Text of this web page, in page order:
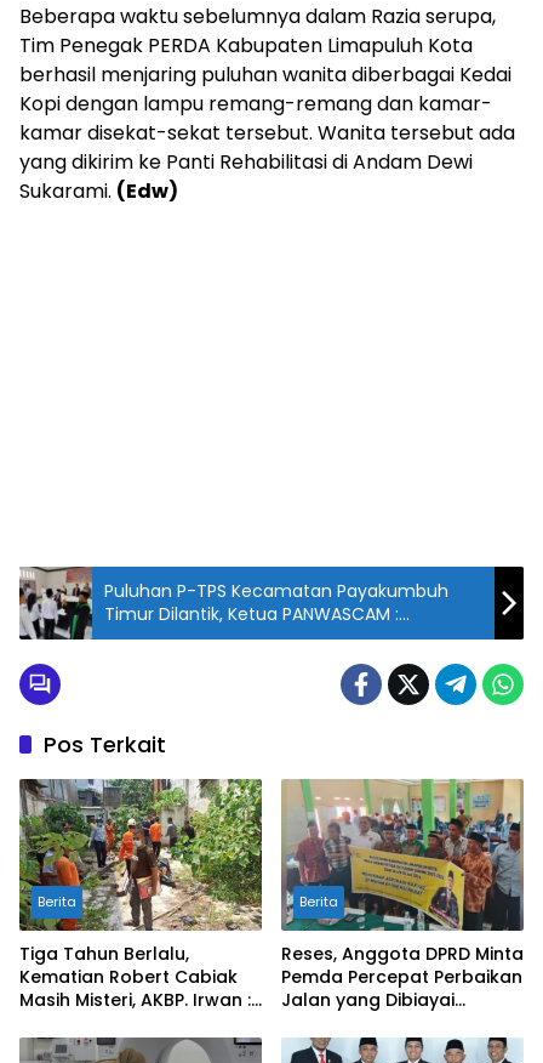
Beberapa waktu sebelumnya dalam Razia serupa,
Tim Penegak PERDA Kabupaten Limapuluh Kota
berhasil menjaring puluhan wanita diberbagai Kedai
Kopi dengan lampu remang-remang dan kamar-
kamar disekat-sekat tersebut. Wanita tersebut ada
yang dikirim ke Panti Rehabilitasi di Andam Dewi
Sukarami. (Edw)
Puluhan P-TPS Kecamatan Payakumbuh
Timur Dilantik, Ketua PANWASCAM :
Minimalisir Pelanggaran dan Bekerjalah
Pos Terkait
Berita
Tiga Tahun Berlalu,
Kematian Robert Cabiak
Masih Misteri, AKBP. Irwan :
Berita
Reses, Anggota DPRD Minta
Pemda Percepat Perbaikan
Jalan yang Dibiayai